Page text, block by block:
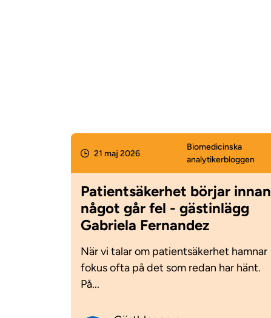
21 maj 2026
Biomedicinska
analytiker­bloggen
Patientsäkerhet börjar innan
något går fel - gästinlägg
Gabriela Fernandez
När vi talar om patientsäkerhet hamnar
fokus ofta på det som redan har hänt.
På...